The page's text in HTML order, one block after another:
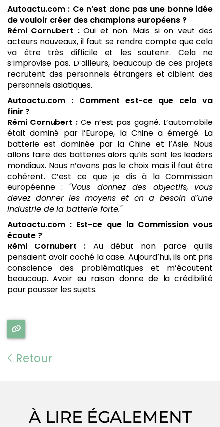
Autoactu.com : Ce n’est donc pas une bonne idée
de vouloir créer des champions européens ?
Rémi Cornubert :Oui et non. Mais si on veut des
acteurs nouveaux, il faut se rendre compte que cela
va être très difficile et les soutenir. Cela ne
s’improvise pas. D’ailleurs, beaucoup de ces projets
recrutent des personnels étrangers et ciblent des
personnels asiatiques.
Autoactu.com : Comment est-ce que cela va
finir ?
Rémi Cornubert :Ce n’est pas gagné. L’automobile
était dominé par l’Europe, la Chine a émergé. La
batterie est dominée par la Chine et l’Asie. Nous
allons faire des batteries alors qu’ils sont les leaders
mondiaux. Nous n’avons pas le choix mais il faut être
cohérent. C’est ce que je dis à la Commission
européenne : "Vous donnez des objectifs, vous
devez donner les moyens et on a besoin d’une
industrie de la batterie forte."
Autoactu.com : Est-ce que la Commission vous
écoute ?
Rémi Cornubert : Au début non parce qu’ils
pensaient avoir coché la case. Aujourd’hui, ils ont pris
conscience des problématiques et m’écoutent
beaucoup. Avoir eu raison donne de la crédibilité
pour pousser les sujets.
Retour
À LIRE ÉGALEMENT